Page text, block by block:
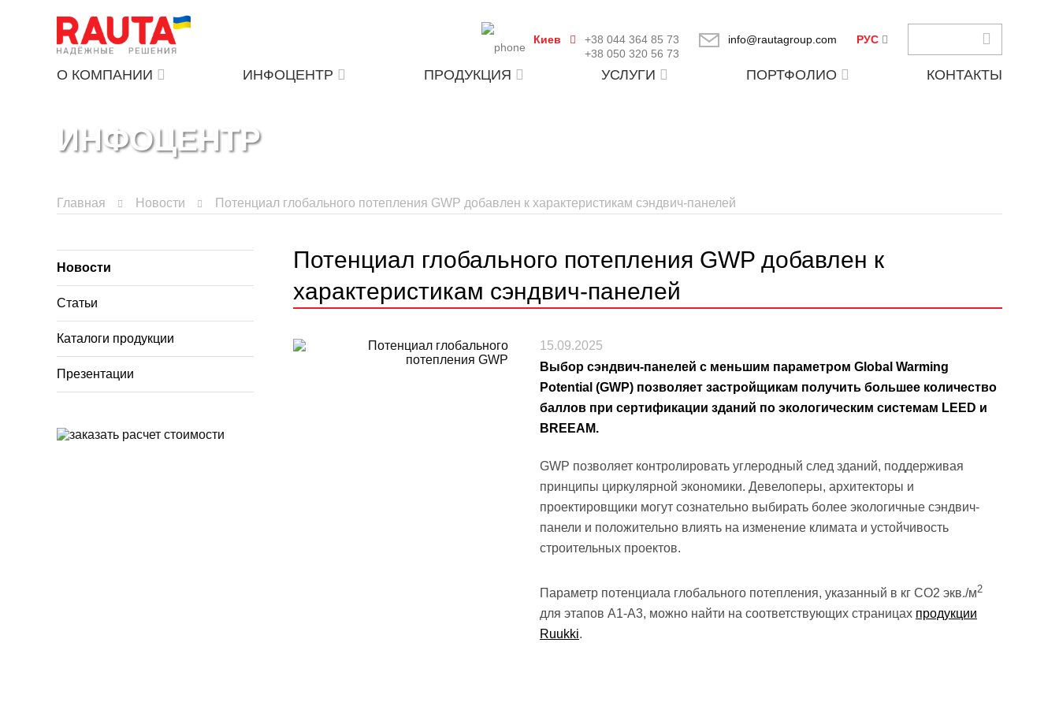
Киев
+38 044 364 85 73
+38 050 320 56 73
info@rautagroup.com РУС
О КОМПАНИИ ИНФОЦЕНТР ПРОДУКЦИЯ УСЛУГИ ПОРТФОЛИО КОНТАКТЫ
ИНФОЦЕНТР
Главная Новости Потенциал глобального потепления GWP добавлен к характеристикам сэндвич-панелей
Новости
Статьи
Каталоги продукции
Презентации
Потенциал глобального потепления GWP добавлен к
характеристикам сэндвич-панелей
15.09.2025
Выбор сэндвич-панелей с меньшим параметром Global Warming
Potential (GWP) позволяет застройщикам получить большее количество
баллов при сертификации зданий по экологическим системам LEED и
BREEAM.
GWP позволяет контролировать углеродный след зданий, поддерживая
принципы циркулярной экономики. Девелоперы, архитекторы и
проектировщики могут сознательно выбирать более экологичные сэндвич-
панели и положительно влиять на изменение климата и устойчивость
строительных проектов.
Параметр потенциала глобального потепления, указанный в кг CO2 экв./м2
для этапов А1-А3, можно найти на соответствующих страницах продукции
Ruukki.